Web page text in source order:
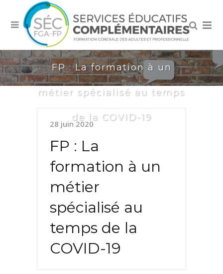
FP : La formation à un
métier spécialisé au temps
de la COVID-19
28 juin 2020
FP : La
formation à un
métier
spécialisé au
temps de la
COVID-19